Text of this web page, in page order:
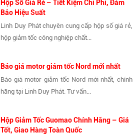
Hộp Số Giá Rẻ – Tiết Kiệm Chi Phí, Đảm
Bảo Hiệu Suất
Linh Duy Phát chuyên cung cấp hộp số giá rẻ,
hộp giảm tốc công nghiệp chất...
Báo giá motor giảm tốc Nord mới nhất
Báo giá motor giảm tốc Nord mới nhất, chính
hãng tại Linh Duy Phát. Tư vấn...
Hộp Giảm Tốc Guomao Chính Hãng – Giá
Tốt, Giao Hàng Toàn Quốc